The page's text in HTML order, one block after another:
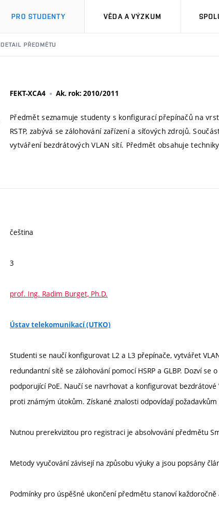
PRO STUDENTY VĚDA A VÝZKUM
DETAIL PŘEDMĚTU
FEKT-XCA4 Ak. rok: 2010/2011
Předmět seznamuje studenty s konfigurací přepínačů na
RSTP, zabývá se zálohování zařízení a síťových zdrojů.
vytváření bezdrátových VLAN sítí. Předmět obsahuje
čeština
3
prof. Ing. Radim Burget, Ph.D.
Ústav telekomunikací (UTKO)
Studenti se naučí konfigurovat L2 a L3 přepínače, vytvářet
redundantní sítě se zálohování pomocí HSRP a GLBP. Dozví
podporující PoE. Naučí se navrhovat a konfigurovat
proti známým útokům. Získané znalosti odpovídají
Nutnou prerekvizitou pro registraci je absolvování předmětu
Metody vyučování závisejí na způsobu výuky a jsou popsány
Podmínky pro úspěšné ukončení předmětu stanoví